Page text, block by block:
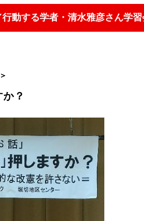
動する学者・清水雅彦さん学習
？